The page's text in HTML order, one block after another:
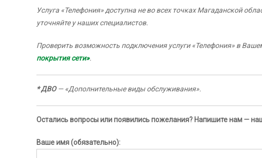
Услуга «Телефония» доступна не во всех точках Магаданской
уточняйте у наших специалистов.
Проверить возможность подключения услуги «Телефония» в
покрытия сети».
* ДВО— «Дополнительные виды обслуживания».
Остались вопросы или появились пожелания? Напишите нам —
Ваше имя (обязательно):